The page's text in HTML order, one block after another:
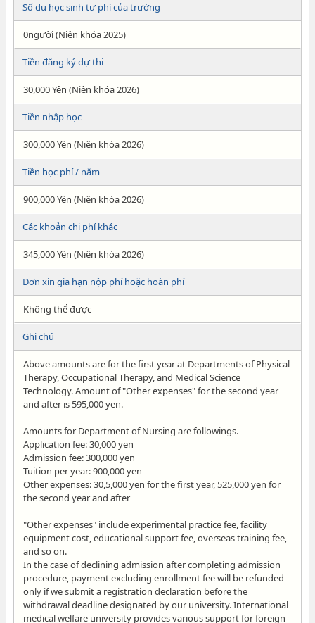
Số du học sinh tư phí của trường
0người (Niên khóa 2025)
Tiền đăng ký dự thi
30,000 Yên (Niên khóa 2026)
Tiền nhập học
300,000 Yên (Niên khóa 2026)
Tiền học phí / năm
900,000 Yên (Niên khóa 2026)
Các khoản chi phí khác
345,000 Yên (Niên khóa 2026)
Đơn xin gia hạn nộp phí hoặc hoàn phí
Không thể được
Ghi chú
Above amounts are for the first year at Departments of Physical
Therapy, Occupational Therapy, and Medical Science
Technology. Amount of "Other expenses" for the second year
and after is 595,000 yen.
Amounts for Department of Nursing are followings.
Application fee: 30,000 yen
Admission fee: 300,000 yen
Tuition per year: 900,000 yen
Other expenses: 30,5,000 yen for the first year, 525,000 yen for
the second year and after
"Other expenses" include experimental practice fee, facility
equipment cost, educational support fee, overseas training fee,
and so on.
In the case of declining admission after completing admission
procedure, payment excluding enrollment fee will be refunded
only if we submit a registration declaration before the
withdrawal deadline designated by our university. International
medical welfare university provides various support for foreign